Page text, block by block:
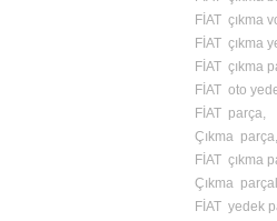
FİAT çıkma
FİAT çıkma
FİAT çıkma
FİAT oto
FİAT parça,
Çıkma parça,
FİAT çıkma
Çıkma
FİAT yedek